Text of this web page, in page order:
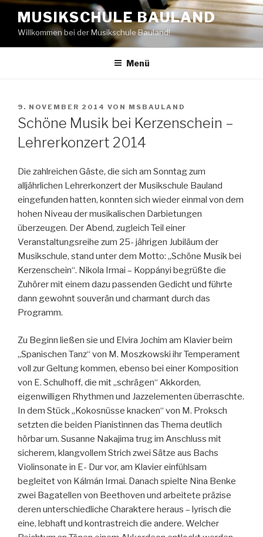
Zum
Inhalt
springen
MUSIKSCHULE BAULAND
Willkommen bei der Musikschule Bauland!
Menü
VERÖFFENTLICHT
AM
9. NOVEMBER 2014 VON MSBAULAND
Schöne Musik bei Kerzenschein –
Lehrerkonzert 2014
Die zahlreichen Gäste, die sich am Sonntag zum
alljährlichen Lehrerkonzert der Musikschule Bauland
eingefunden hatten, konnten sich wieder einmal von dem
hohen Niveau der musikalischen Darbietungen
überzeugen. Der Abend, zugleich Teil einer
Veranstaltungsreihe zum 25- jährigen Jubiläum der
Musikschule, stand unter dem Motto: „Schöne Musik bei
Kerzenschein“. Nikola Irmai – Koppányi begrüßte die
Zuhörer mit einem dazu passenden Gedicht und führte
dann gewohnt souverän und charmant durch das
Programm.
Zu Beginn ließen sie und Elvira Jochim am Klavier beim
„Spanischen Tanz“ von M. Moszkowski ihr Temperament
voll zur Geltung kommen, ebenso bei einer Komposition
von E. Schulhoff, die mit „schrägen“ Akkorden,
eigenwilligen Rhythmen und Jazzelementen überraschte.
In dem Stück „Kokosnüsse knacken“ von M. Proksch
setzten die beiden Pianistinnen das Thema deutlich
hörbar um. Susanne Nakajima trug im Anschluss mit
sicherem, klangvollem Strich zwei Sätze aus Bachs
Violinsonate in E- Dur vor, am Klavier einfühlsam
begleitet von Kálmán Irmai. Danach spielte Nina Benke
zwei Bagatellen von Beethoven und arbeitete präzise
deren unterschiedliche Charaktere heraus – lyrisch die
eine, lebhaft und kontrastreich die andere. Welcher